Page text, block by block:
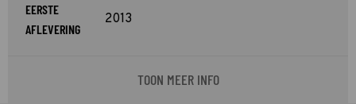
EERSTE
AFLEVERING
2013
TOON MEER INFO